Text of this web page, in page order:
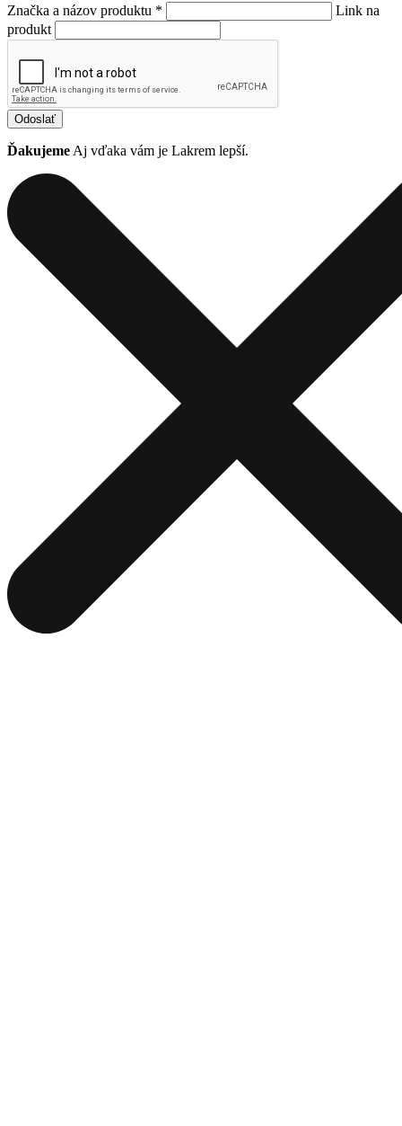
Značka a názov produktu *
Link na
produkt
Odoslať
Ďakujeme Aj vďaka vám je Lakrem lepší.